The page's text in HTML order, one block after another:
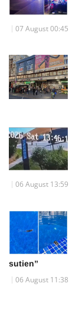
07 August 00:45
06 August 13:59
sutien”
06 August 11:38